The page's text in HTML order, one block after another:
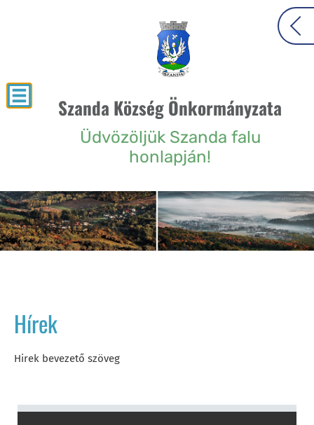
Szanda Község Önkormányzata
Üdvözöljük Szanda falu
honlapján!
Hírek
Hirek bevezető szöveg